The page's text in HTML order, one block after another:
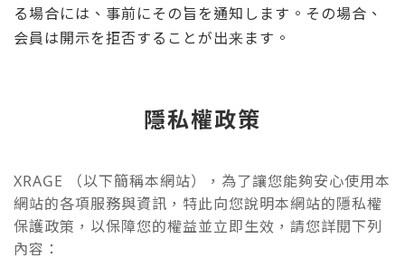
る場合には、事前にその旨を通知します。その場合、
会員は開示を拒否することが出来ます。
隱私權政策
XRAGE （以下簡稱本網站），為了讓您能夠安心使用本
網站的各項服務與資訊，特此向您說明本網站的隱私權
保護政策，以保障您的權益並立即生效，請您詳閱下列
內容：